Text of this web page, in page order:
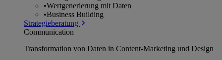
•Wertgenerierung mit Daten
•Business Building
Strategieberatung
Communication
Transformation von Daten in Content-Marketing und Design